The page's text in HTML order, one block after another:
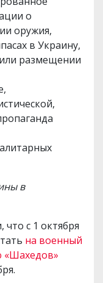
о
оружия,
в Украину,
размещении
в
с 1 октября
на военный
«Шахедов»